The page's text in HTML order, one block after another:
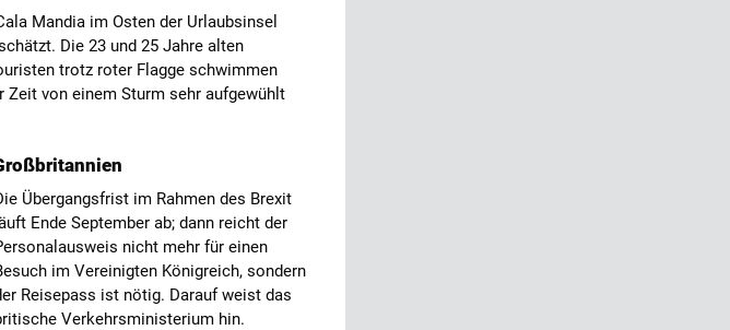
Mandia im Osten der Urlaubsinsel
Die 23 und 25 Jahre alten
trotz roter Flagge schwimmen
Zeit von einem Sturm sehr aufgewühlt
Übergangsfrist im Rahmen des Brexit
Ende September ab; dann reicht der
nicht mehr für einen
im Vereinigten Königreich, sondern
Reisepass ist nötig. Darauf weist das
Verkehrsministerium hin.